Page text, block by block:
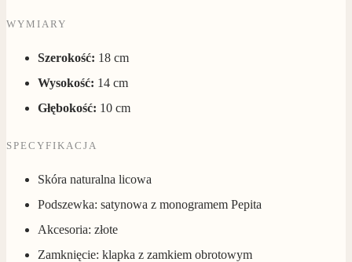
WYMIARY
Szerokość: 18 cm
Wysokość: 14 cm
Głębokość: 10 cm
SPECYFIKACJA
Skóra naturalna licowa
Podszewka: satynowa z monogramem Pepita
Akcesoria: złote
Zamknięcie: klapka z zamkiem obrotowym